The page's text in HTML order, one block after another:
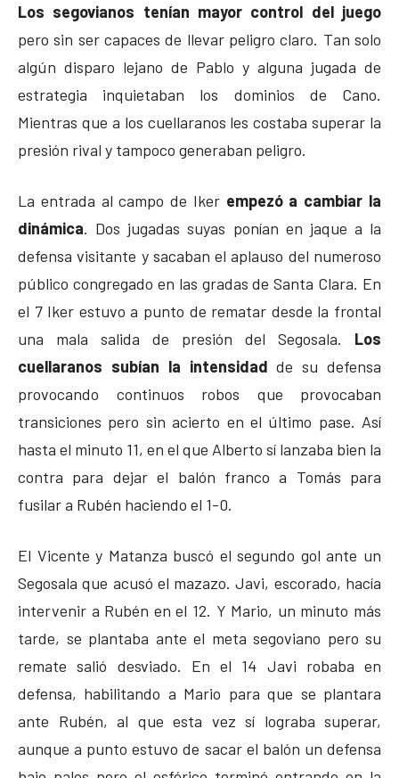
Los segovianos tenían mayor control del juego
pero sin ser capaces de llevar peligro claro. Tan solo
algún disparo lejano de Pablo y alguna jugada de
estrategia inquietaban los dominios de Cano.
Mientras que a los cuellaranos les costaba superar la
presión rival y tampoco generaban peligro.
La entrada al campo de Iker empezó a cambiar la
dinámica. Dos jugadas suyas ponían en jaque a la
defensa visitante y sacaban el aplauso del numeroso
público congregado en las gradas de Santa Clara. En
el 7 Iker estuvo a punto de rematar desde la frontal
una mala salida de presión del Segosala. Los
cuellaranos subían la intensidad de su defensa
provocando continuos robos que provocaban
transiciones pero sin acierto en el último pase. Así
hasta el minuto 11, en el que Alberto sí lanzaba bien la
contra para dejar el balón franco a Tomás para
fusilar a Rubén haciendo el 1-0.
El Vicente y Matanza buscó el segundo gol ante un
Segosala que acusó el mazazo. Javi, escorado, hacía
intervenir a Rubén en el 12. Y Mario, un minuto más
tarde, se plantaba ante el meta segoviano pero su
remate salió desviado. En el 14 Javi robaba en
defensa, habilitando a Mario para que se plantara
ante Rubén, al que esta vez sí lograba superar,
aunque a punto estuvo de sacar el balón un defensa